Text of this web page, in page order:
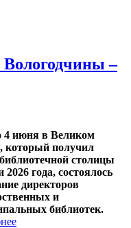
Вологодчины –
4 июня в Великом
который получил
столицы
2026 года, состоялось
директоров
и
библиотек.